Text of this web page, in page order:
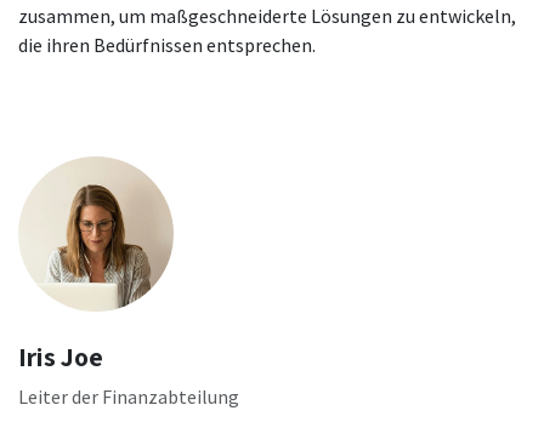
zusammen, um maßgeschneiderte Lösungen zu entwickeln,
die ihren Bedürfnissen entsprechen.
Iris Joe
Leiter der Finanzabteilung